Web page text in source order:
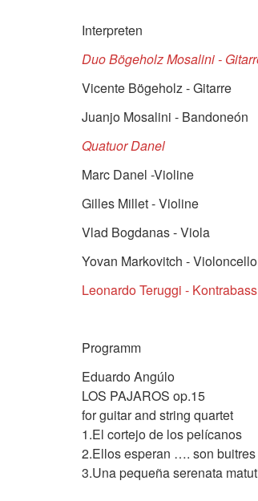
Interpreten
Duo Bögeholz Mosalini -
Vicente Bögeholz - Gitarre
Juanjo Mosalini - Bandoneón
Quatuor Danel
Marc Danel -Violine
Gilles Millet - Violine
Vlad Bogdanas - Viola
Yovan Markovitch - Violoncello
Leonardo Teruggi - Kontrabass
Programm
Eduardo
LOS PAJAROS op.15
for guitar and string quartet
1.El cortejo de los pelícanos
2.Ellos esperan …. son buitres
3.Una pequeña serenata